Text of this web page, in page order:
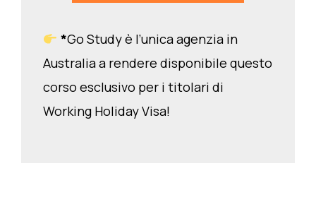
*Go Study è l’unica agenzia in
Australia a rendere disponibile questo
corso esclusivo per i titolari di
Working Holiday Visa!